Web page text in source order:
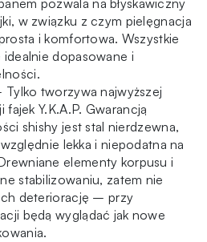
pozwala na błyskawiczny
w związku z czym pielęgnacja
i komfortowa. Wszystkie
dopasowane i
tworzywa najwyższej
fajek Y.K.A.P. Gwarancją
shishy jest stal nierdzewna,
lekka i niepodatna na
elementy korpusu i
stabilizowaniu, zatem nie
deteriorację – przy
będą wyglądać jak nowe